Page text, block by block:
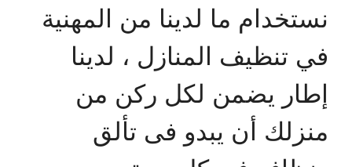
نستخدام ما لدينا من المهنية
في تنظيف المنازل ، لدينا
إطار يضمن لكل ركن من
منزلك أن يبدو فى تألق